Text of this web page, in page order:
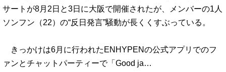
サートが8月2日と3日に大阪で開催されたが、メンバーの1人
ソンフン（22）の“反日発言”騒動が長くくすぶっている。
きっかけは6月に行われたENHYPENの公式アプリでのフ
ァンとチャットパーティーで「Good ja…